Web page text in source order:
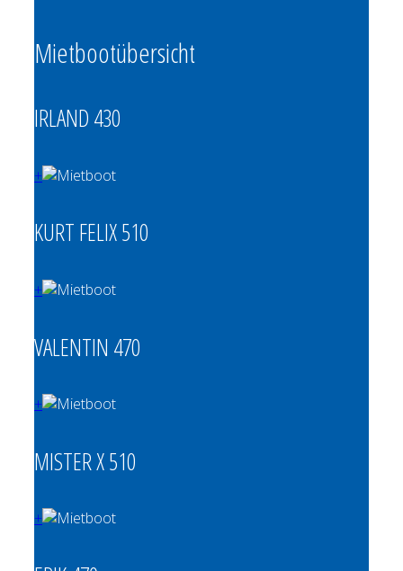
Mietbootübersicht
IRLAND 430
+
KURT FELIX 510
+
VALENTIN 470
+
MISTER X 510
+